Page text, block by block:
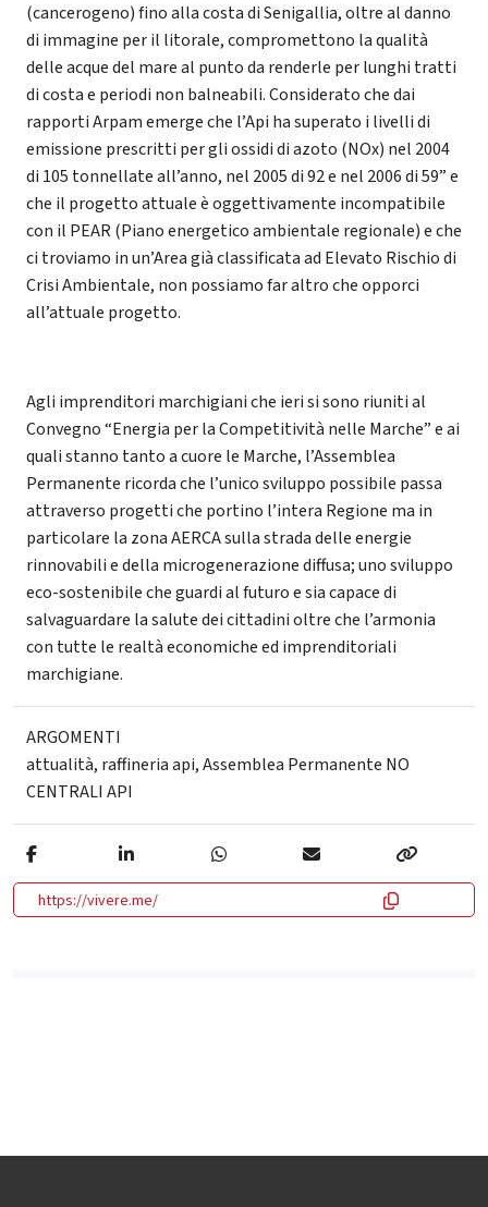
(cancerogeno) fino alla costa di Senigallia, oltre al danno
di immagine per il litorale, compromettono la qualità
delle acque del mare al punto da renderle per lunghi tratti
di costa e periodi non balneabili. Considerato che dai
rapporti Arpam emerge che l’Api ha superato i livelli di
emissione prescritti per gli ossidi di azoto (NOx) nel 2004
di 105 tonnellate all’anno, nel 2005 di 92 e nel 2006 di 59” e
che il progetto attuale è oggettivamente incompatibile
con il PEAR (Piano energetico ambientale regionale) e che
ci troviamo in un’Area già classificata ad Elevato Rischio di
Crisi Ambientale, non possiamo far altro che opporci
all’attuale progetto.
Agli imprenditori marchigiani che ieri si sono riuniti al
Convegno “Energia per la Competitività nelle Marche” e ai
quali stanno tanto a cuore le Marche, l’Assemblea
Permanente ricorda che l’unico sviluppo possibile passa
attraverso progetti che portino l’intera Regione ma in
particolare la zona AERCA sulla strada delle energie
rinnovabili e della microgenerazione diffusa; uno sviluppo
eco-sostenibile che guardi al futuro e sia capace di
salvaguardare la salute dei cittadini oltre che l’armonia
con tutte le realtà economiche ed imprenditoriali
marchigiane.
ARGOMENTI
attualità, raffineria api,Assemblea Permanente NO
CENTRALI API
https://vivere.me/